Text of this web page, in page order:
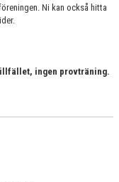
Ni kan också hitta
ingen provträning.